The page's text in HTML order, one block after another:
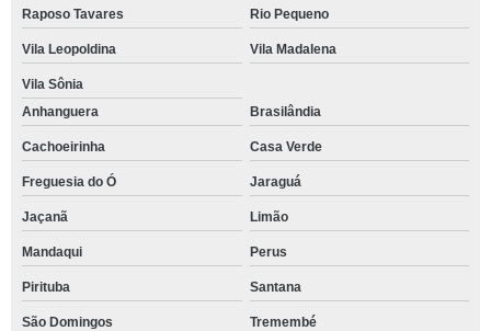
Raposo Tavares Rio Pequeno
Vila Leopoldina Vila Madalena
Vila Sônia
Anhanguera
Brasilândia
Cachoeirinha Casa Verde
Freguesia do Ó Jaraguá
Jaçanã Limão
Mandaqui Perus
Pirituba Santana
São Domingos Tremembé